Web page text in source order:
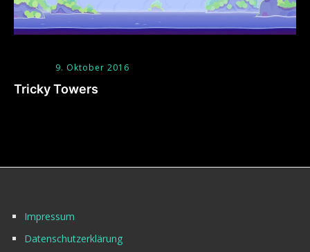
9. Oktober 2016
Tricky Towers
Impressum
Datenschutzerklärung